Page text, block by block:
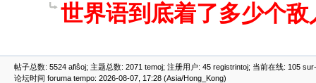
世界语到底着了多少个敌
帖子总数: 5524 afiŝoj; 主题总数: 2071 temoj; 注册用户: 45 registrintoj; 当前在线: 105
论坛时间 foruma tempo: 2026-08-07, 17:28 (Asia/Hong_Kong)